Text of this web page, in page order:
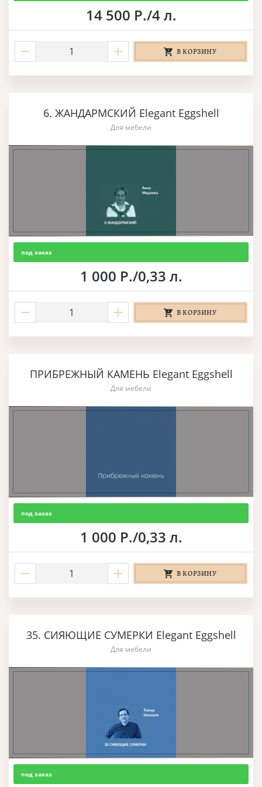
14 500 Р./4 л.
В КОРЗИНУ
6. ЖАНДАРМСКИЙ Elegant Eggshell
Для мебели
под заказ
1 000 Р./0,33 л.
В КОРЗИНУ
ПРИБРЕЖНЫЙ КАМЕНЬ Elegant Eggshell
Для мебели
под заказ
1 000 Р./0,33 л.
В КОРЗИНУ
35. СИЯЮЩИЕ СУМЕРКИ Elegant Eggshell
Для мебели
под заказ